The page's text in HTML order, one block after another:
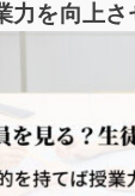
力を向上さ